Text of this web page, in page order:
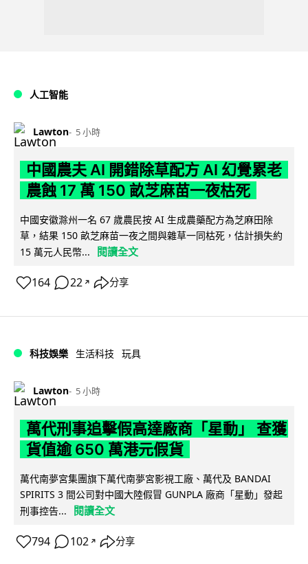
人工智能
Lawton 5 小時
中國農夫 AI 開錯除草配方 AI 幻覺累老
農蝕 17 萬 150 畝芝麻苗一夜枯死
中國安徽滁州一名 67 歲農民按 AI 生成農藥配方為芝麻田除
草，結果 150 畝芝麻苗一夜之間與雜草一同枯死，估計損失約
15 萬元人民幣...
閱讀全文
164 22 ↗ 分享
科技娛樂 生活科技 玩具
Lawton 5 小時
萬代刑事追擊假高達廠商「星動」 查獲
貨值逾 650 萬港元假貨
萬代南夢宮集團旗下萬代南夢宮影視工廠、萬代及 BANDAI
SPIRITS 3 間公司對中國大陸假冒 GUNPLA 廠商「星動」發起
刑事控告...
閱讀全文
794 102 ↗ 分享